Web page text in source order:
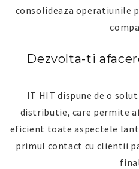
consolideaza operatiunile
Dezvolta-ti
IT HIT dispune de o
distributie, care permite
eficient toate aspectele
primul contact cu clientii